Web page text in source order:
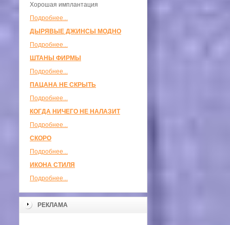
Хорошая имплантация
Подробнее...
ДЫРЯВЫЕ ДЖИНСЫ МОДНО
Подробнее...
ШТАНЫ ФИРМЫ
Подробнее...
ПАЦАНА НЕ СКРЫТЬ
Подробнее...
КОГДА НИЧЕГО НЕ НАЛАЗИТ
Подробнее...
СКОРО
Подробнее...
ИКОНА СТИЛЯ
Подробнее...
РЕКЛАМА